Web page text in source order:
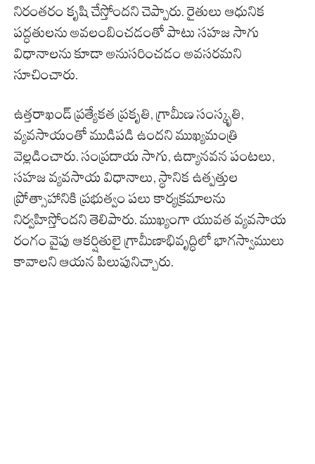
నిరంతరం కృషి చేస్తోందని చెప్పారు. రైతులు ఆధునిక
పద్ధతులను అవలంబించడంతో పాటు సహజ సాగు
విధానాలను కూడా అనుసరించడం అవసరమని
సూచించారు.
ఉత్తరాఖండ్ ప్రత్యేకత ప్రకృతి, గ్రామీణ సంస్కృతి,
వ్యవసాయంతో ముడిపడి ఉందని ముఖ్యమంత్రి
వెల్లడించారు. సంప్రదాయ సాగు, ఉద్యానవన పంటలు,
సహజ వ్యవసాయ విధానాలు, స్థానిక ఉత్పత్తుల
ప్రోత్సాహానికి ప్రభుత్వం పలు కార్యక్రమాలను
నిర్వహిస్తోందని తెలిపారు. ముఖ్యంగా యువత వ్యవసాయ
రంగం వైపు ఆకర్షితులై గ్రామీణాభివృద్ధిలో భాగస్వాములు
కావాలని ఆయన పిలుపునిచ్చారు.